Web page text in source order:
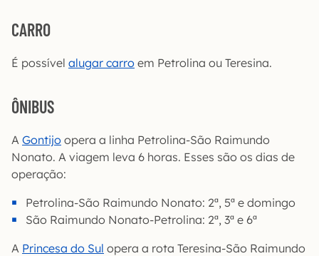
CARRO
É possível alugar carro em Petrolina ou Teresina.
ÔNIBUS
A Gontijo opera a linha Petrolina-São Raimundo
Nonato. A viagem leva 6 horas. Esses são os dias de
operação:
Petrolina-São Raimundo Nonato: 2ª, 5ª e domingo
São Raimundo Nonato-Petrolina: 2ª, 3ª e 6ª
A Princesa do Sul opera a rota Teresina-São Raimundo